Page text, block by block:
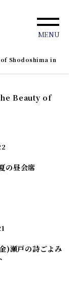
MENU
Shodoshima in
Beauty of
の昼会席
)瀬戸の詩ごよみ